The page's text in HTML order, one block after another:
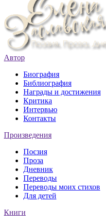
Автор
Биография
Библиография
Награды и достижения
Критика
Интервью
Контакты
Произведения
Поєзия
Проза
Дневник
Переводы
Переводы моих стихов
Для детей
Книги